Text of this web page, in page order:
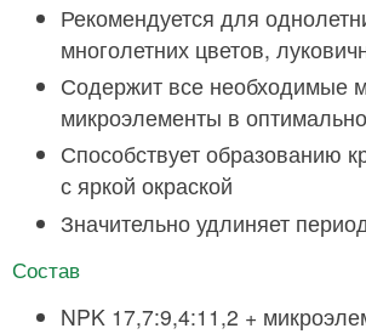
Рекомендуется для
многолетних цветов,
Содержит все необходимые
микроэлементы в
Способствует образованию
с яркой окраской
Значительно удлиняет
Состав
NPK 17,7:9,4:11,2 +